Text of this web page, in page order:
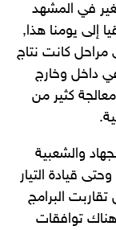
في المشهد
إلى يومنا هذا,
كانت نتاج
داخل وخارج
كثير من
والشعبية
قيادة التيار
البرامج
توافقات